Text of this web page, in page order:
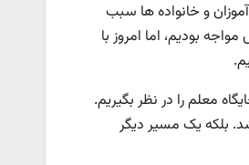
و خانواده ها سبب
بودیم، اما امروز با
معلم را در نظر بگیریم.
بلکه یک مسیر دیگر